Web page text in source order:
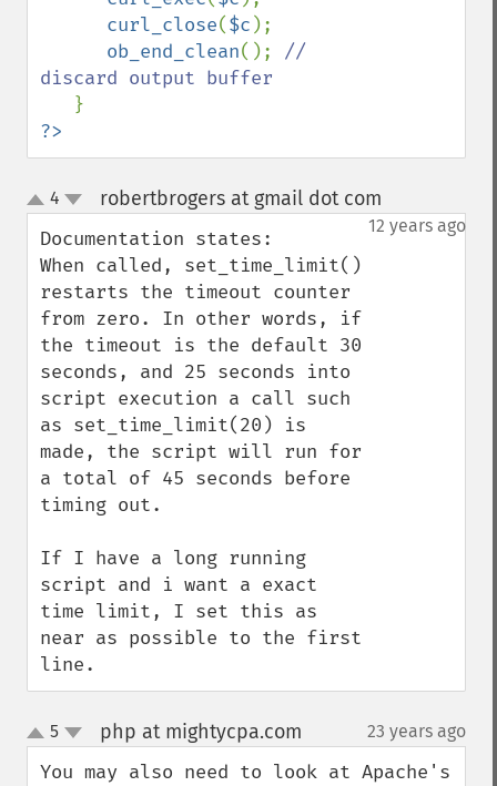
curl_close($c );
ob_end_clean(); //
discard output buffer
?>
up
down
4 robertbrogers at gmail dot com
12 years ago
Documentation states:
When called, set_time_limit()
restarts the timeout counter
from zero. In other words, if
the timeout is the default 30
seconds, and 25 seconds into
script execution a call such
as set_time_limit(20) is
made, the script will run for
a total of 45 seconds before
timing out.
If I have a long running
script and i want a exact
time limit, I set this as
near as possible to the first
line.
up
down
5 php at mightycpa.com 23 years ago
You may also need to look at Apache's